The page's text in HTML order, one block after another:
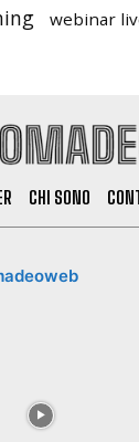
webinar
CHI SONO